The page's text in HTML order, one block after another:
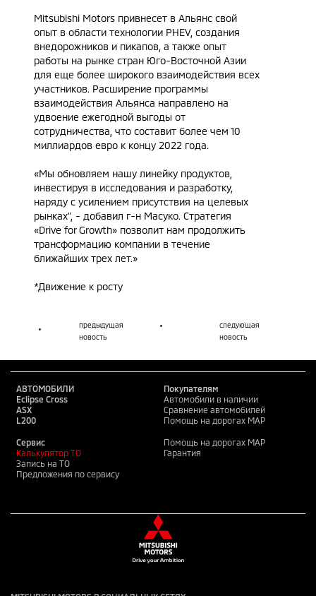
Mitsubishi Motors привнесет в Альянс свой
опыт в области технологии PHEV, создания
внедорожников и пикапов, а также опыт
работы на рынке стран Юго-Восточной Азии
для еще более широкого взаимодействия всех
участников. Расширение программы
взаимодействия Альянса направлено на
удвоение ежегодной выгоды от
сотрудничества, что составит более чем 10
миллиардов евро к концу 2022 года.
«Мы обновляем нашу линейку продуктов,
инвестируя в исследования и разработку,
наряду с усилением присутствия на целевых
рынках", - добавил г-н Масуко. Стратегия
«Drive for Growth» позволит нам продолжить
трансформацию компании в течение
ближайших трех лет.»
*Движение к росту
предыдущая
новость
следующая
новость
АВТОМОБИЛИ
Eclipse Cross
ASX
L200
Покупателям
Автомобили в наличии
Сравнение автомобилей
Помощь на дорогах MAP
Сервис
Калькулятор ТО
Запись на ТО
Предложения по сервису
Помощь на дорогах MAP
Гарантия